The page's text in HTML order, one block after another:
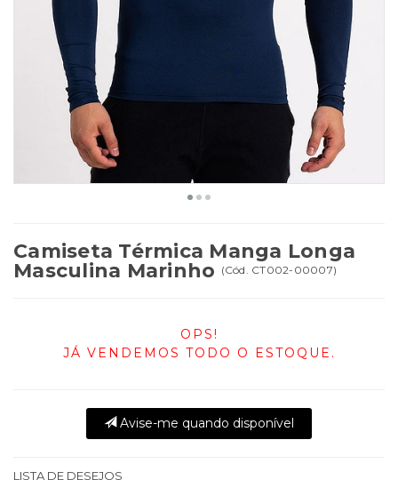
Camiseta Térmica Manga Longa
Masculina Marinho (Cód. CT002-00007)
OPS!
JÁ VENDEMOS TODO O ESTOQUE.
Avise-me quando disponível
LISTA DE DESEJOS